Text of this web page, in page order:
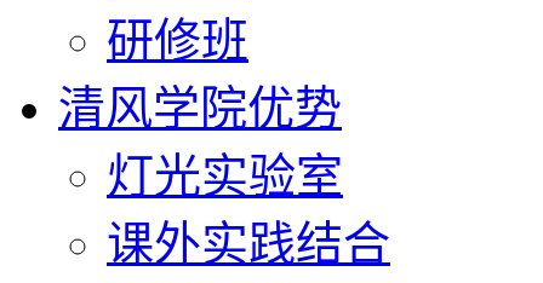
研修班
清风学院优势
灯光实验室
课外实践结合